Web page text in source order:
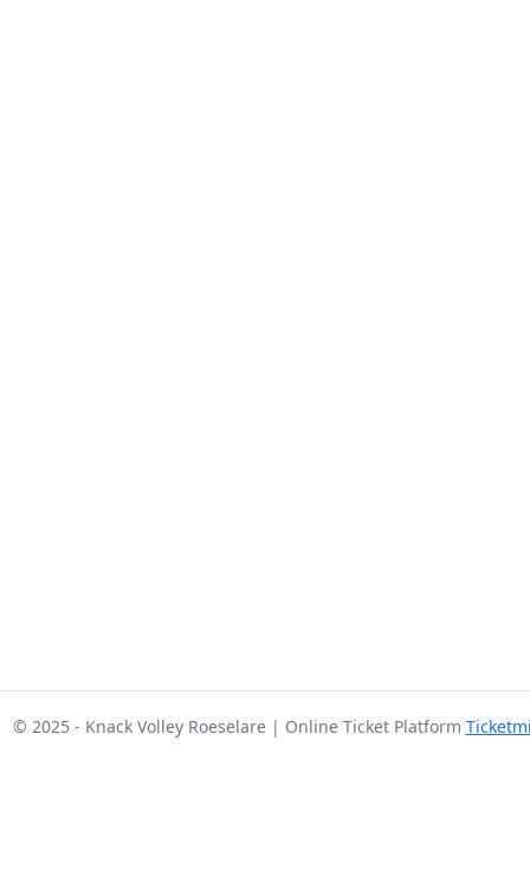
© 2025 - Knack Volley Roeselare | Online Ticket Platform